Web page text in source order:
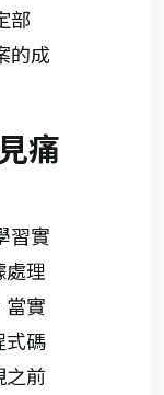
部
的成
痛
習實
處理
當實
式碼
之前